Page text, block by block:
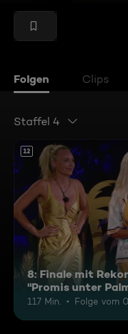
Folgen Clips
Staffel 4
12
8: Finale mit
"Promis unter
117 Min. Folge vom